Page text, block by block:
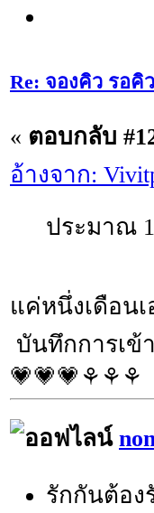
Re: จองคิว รอ
« ตอบกลับ
อ้างจาก:
ประมาณ
แค่หนึ่งเดือน
บันทึกการเข้า
💗💗💗⚘⚘⚘
รักกันต้อง